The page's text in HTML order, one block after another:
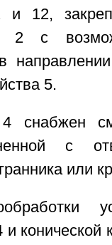
и 12,
2 с
5.
4 снабжен
с
или